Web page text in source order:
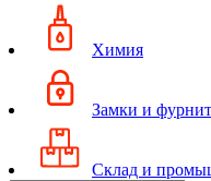
Химия
Замки и
Склад и